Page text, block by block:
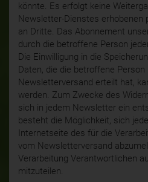
könnte. Es erfolgt keine
Newsletter-Dienstes erhobenen
an Dritte. Das Abonnement
durch die betroffene Person
Die Einwilligung in die
Daten, die die betroffene Person
Newsletterversand erteilt hat,
werden. Zum Zwecke des
sich in jedem Newsletter ein
besteht die Möglichkeit, sich
Internetseite des für die
vom Newsletterversand
Verarbeitung Verantwortlichen
mitzuteilen.